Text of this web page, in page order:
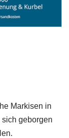
Markisen in
geborgen